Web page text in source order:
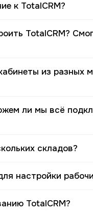
к TotalCRM?
TotalCRM?
из разных
ли мы всё
складов?
настройки
TotalCRM?